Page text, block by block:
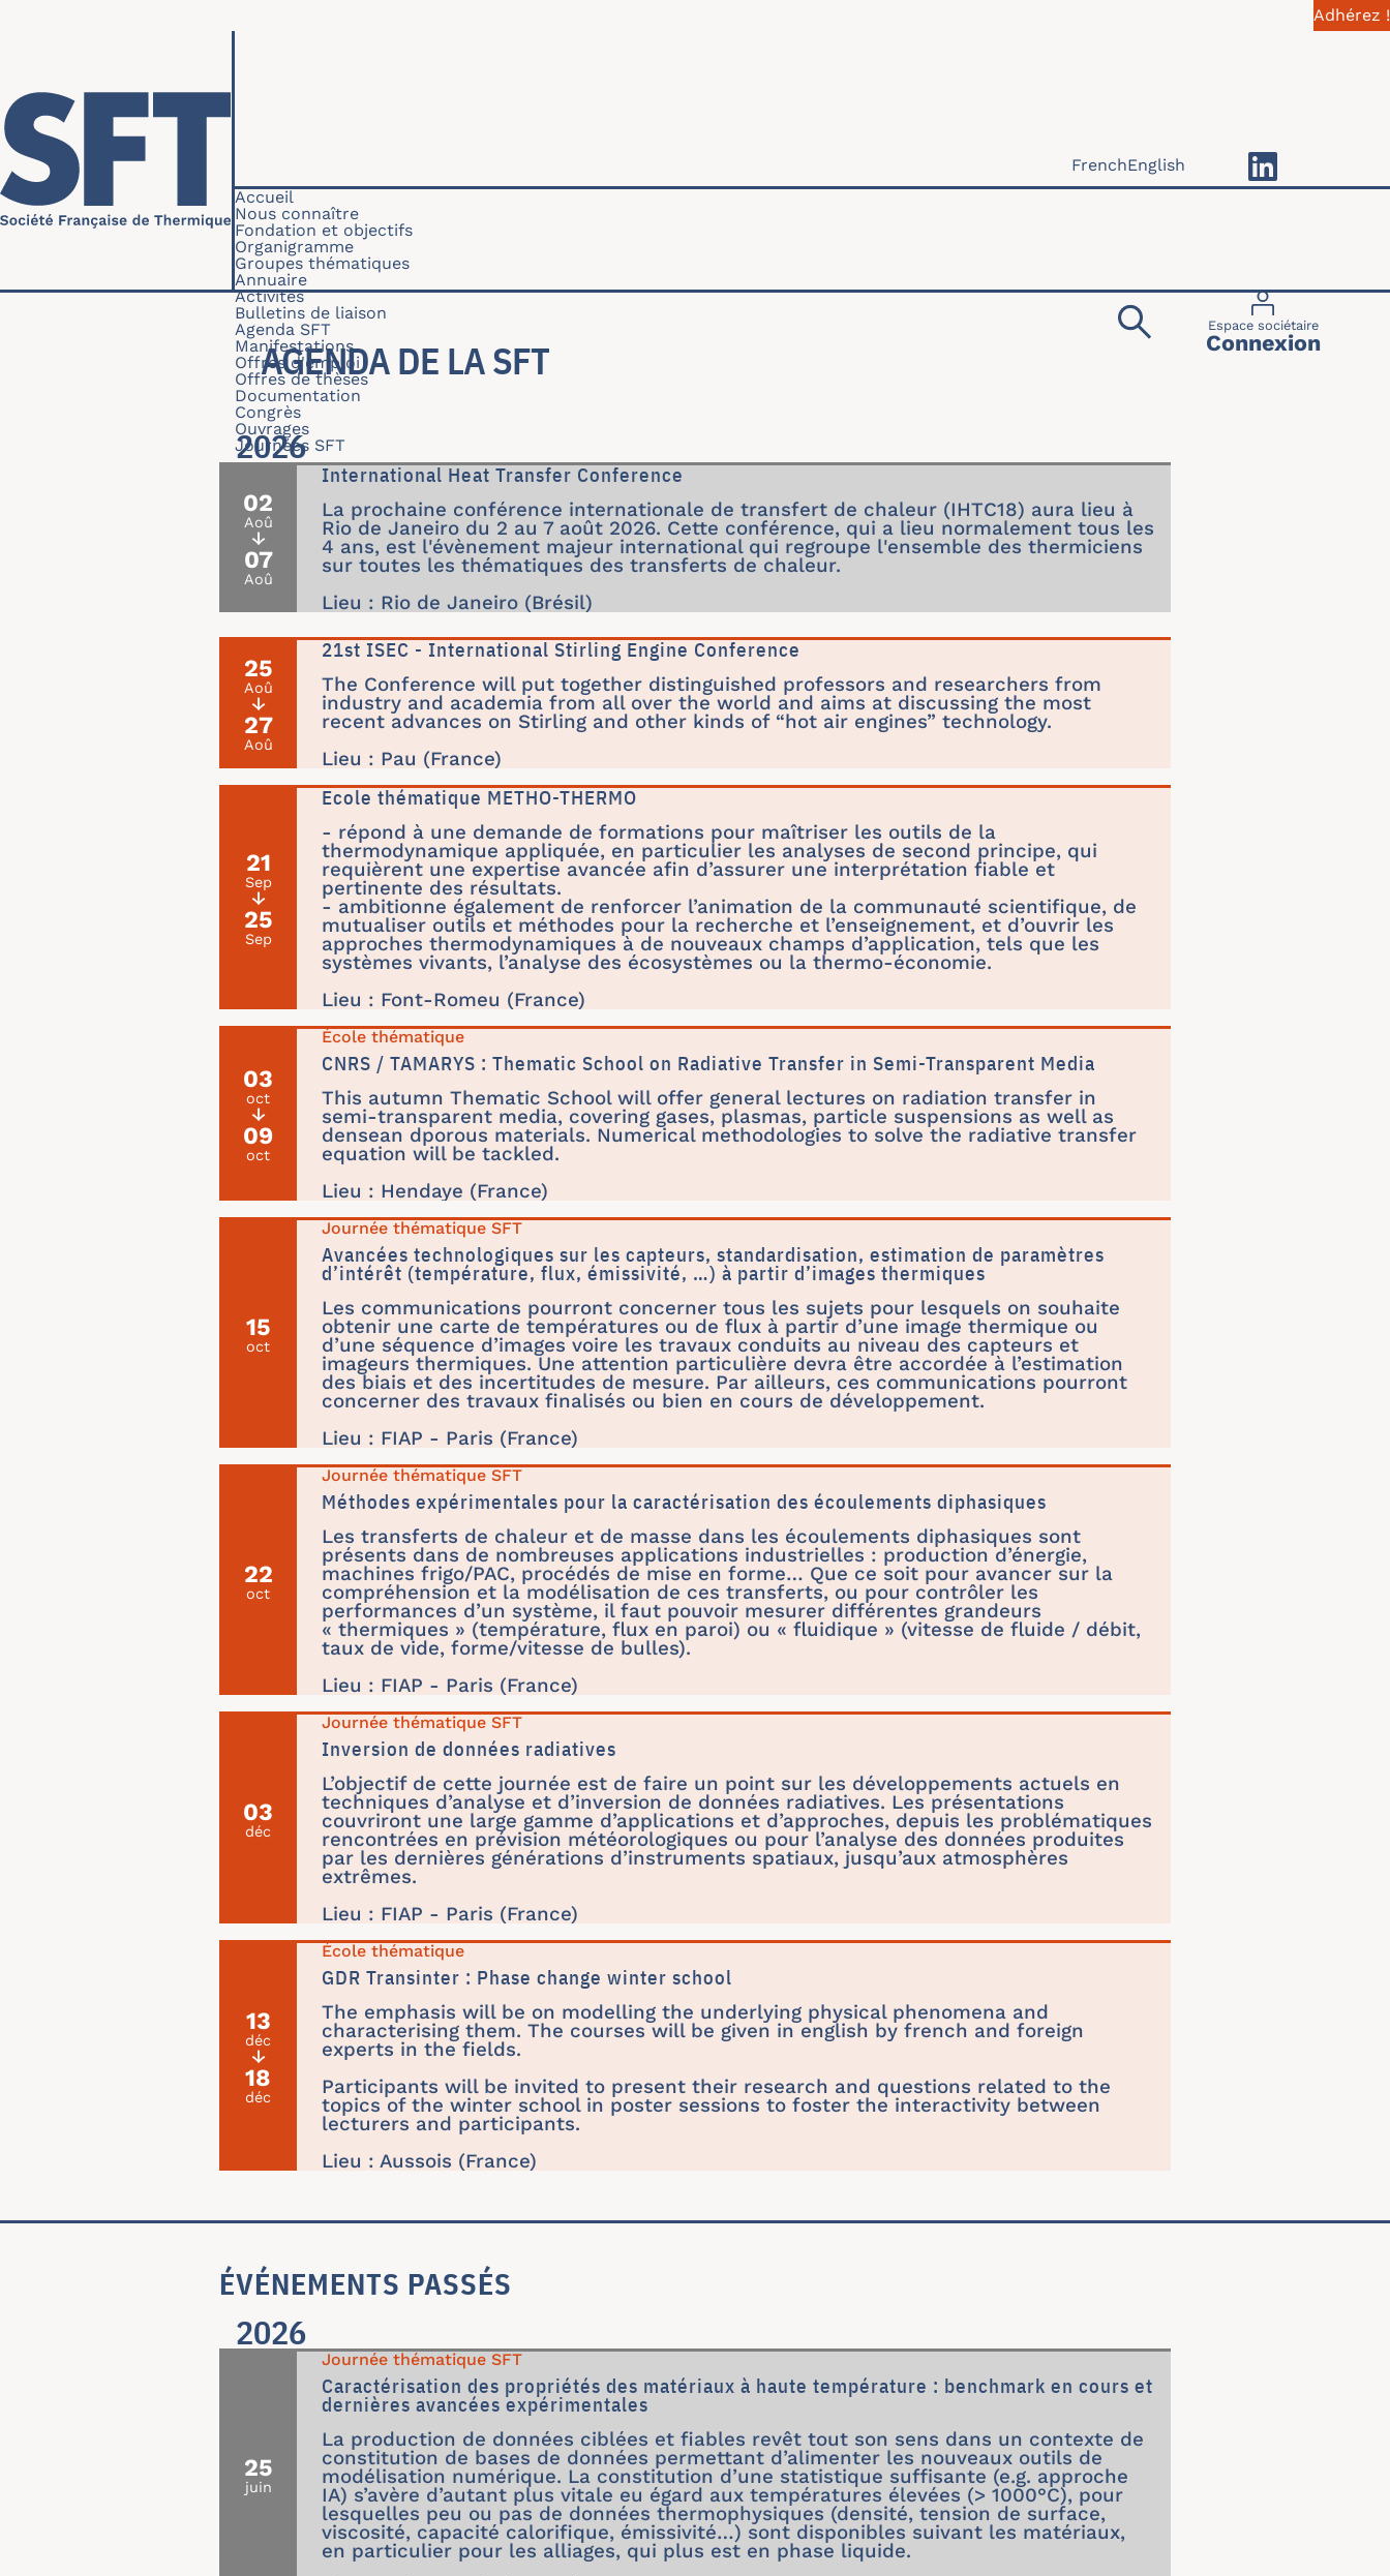
Adhérez !
Navigation principale
Accueil
Nous connaître
Fondation et objectifs
Organigramme
Groupes thématiques
Annuaire
Activités
Bulletins de liaison
Agenda SFT
Manifestations
Offres d'emploi
Offres de thèses
Documentation
Congrès
Ouvrages
Journées SFT
Menu du
Espace sociétaire
Connexion
FrenchEnglish
AGENDA DE LA SFT
2026
02
Aoû
↓
07
Aoû
International Heat Transfer Conference
La prochaine conférence internationale de transfert de chaleur (IHTC18) aura lieu à
Rio de Janeiro du 2 au 7 août 2026. Cette conférence, qui a lieu normalement tous les
4 ans, est l'évènement majeur international qui regroupe l'ensemble des thermiciens
sur toutes les thématiques des transferts de chaleur.
Lieu : Rio de Janeiro (Brésil)
25
Aoû
↓
27
Aoû
21st ISEC - International Stirling Engine Conference
The Conference will put together distinguished professors and researchers from
industry and academia from all over the world and aims at discussing the most
recent advances on Stirling and other kinds of “hot air engines” technology.
Lieu : Pau (France)
21
Sep
↓
25
Sep
Ecole thématique METHO-THERMO
- répond à une demande de formations pour maîtriser les outils de la
thermodynamique appliquée, en particulier les analyses de second principe, qui
requièrent une expertise avancée afin d’assurer une interprétation fiable et
pertinente des résultats.
- ambitionne également de renforcer l’animation de la communauté scientifique, de
mutualiser outils et méthodes pour la recherche et l’enseignement, et d’ouvrir les
approches thermodynamiques à de nouveaux champs d’application, tels que les
systèmes vivants, l’analyse des écosystèmes ou la thermo-économie.
Lieu : Font-Romeu (France)
03
oct
↓
09
oct
École thématique
CNRS / TAMARYS : Thematic School on Radiative Transfer in Semi-Transparent Media
This autumn Thematic School will offer general lectures on radiation transfer in
semi-transparent media, covering gases, plasmas, particle suspensions as well as
densean dporous materials. Numerical methodologies to solve the radiative transfer
equation will be tackled.
Lieu : Hendaye (France)
15
oct
Journée thématique SFT
Avancées technologiques sur les capteurs, standardisation, estimation de paramètres
d’intérêt (température, flux, émissivité, …) à partir d’images thermiques
Les communications pourront concerner tous les sujets pour lesquels on souhaite
obtenir une carte de températures ou de flux à partir d’une image thermique ou
d’une séquence d’images voire les travaux conduits au niveau des capteurs et
imageurs thermiques. Une attention particulière devra être accordée à l’estimation
des biais et des incertitudes de mesure. Par ailleurs, ces communications pourront
concerner des travaux finalisés ou bien en cours de développement.
Lieu : FIAP - Paris (France)
22
oct
Journée thématique SFT
Méthodes expérimentales pour la caractérisation des écoulements diphasiques
Les transferts de chaleur et de masse dans les écoulements diphasiques sont
présents dans de nombreuses applications industrielles : production d’énergie,
machines frigo/PAC, procédés de mise en forme… Que ce soit pour avancer sur la
compréhension et la modélisation de ces transferts, ou pour contrôler les
performances d’un système, il faut pouvoir mesurer différentes grandeurs
« thermiques » (température, flux en paroi) ou « fluidique » (vitesse de fluide / débit,
taux de vide, forme/vitesse de bulles).
Lieu : FIAP - Paris (France)
03
déc
Journée thématique SFT
Inversion de données radiatives
L’objectif de cette journée est de faire un point sur les développements actuels en
techniques d’analyse et d’inversion de données radiatives. Les présentations
couvriront une large gamme d’applications et d’approches, depuis les problématiques
rencontrées en prévision météorologiques ou pour l’analyse des données produites
par les dernières générations d’instruments spatiaux, jusqu’aux atmosphères
extrêmes.
Lieu : FIAP - Paris (France)
13
déc
↓
18
déc
École thématique
GDR Transinter : Phase change winter school
The emphasis will be on modelling the underlying physical phenomena and
characterising them. The courses will be given in english by french and foreign
experts in the fields.
Participants will be invited to present their research and questions related to the
topics of the winter school in poster sessions to foster the interactivity between
lecturers and participants.
Lieu : Aussois (France)
ÉVÉNEMENTS PASSÉS
2026
25
juin
Journée thématique SFT
Caractérisation des propriétés des matériaux à haute température : benchmark en cours et
dernières avancées expérimentales
La production de données ciblées et fiables revêt tout son sens dans un contexte de
constitution de bases de données permettant d’alimenter les nouveaux outils de
modélisation numérique. La constitution d’une statistique suffisante (e.g. approche
IA) s’avère d’autant plus vitale eu égard aux températures élevées (> 1000°C), pour
lesquelles peu ou pas de données thermophysiques (densité, tension de surface,
viscosité, capacité calorifique, émissivité…) sont disponibles suivant les matériaux,
en particulier pour les alliages, qui plus est en phase liquide.